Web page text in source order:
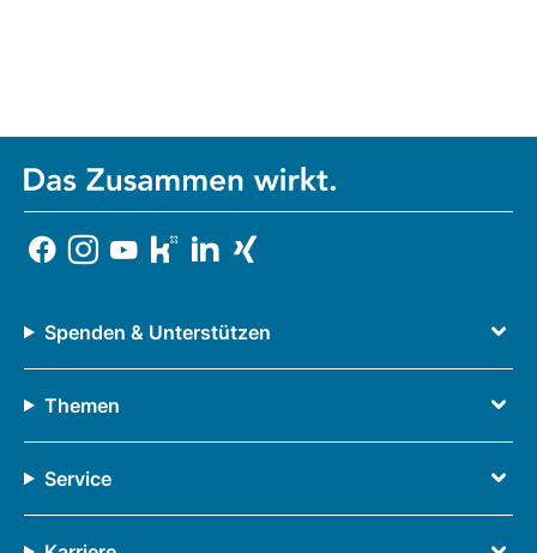
Spenden & Unterstützen
Themen
Service